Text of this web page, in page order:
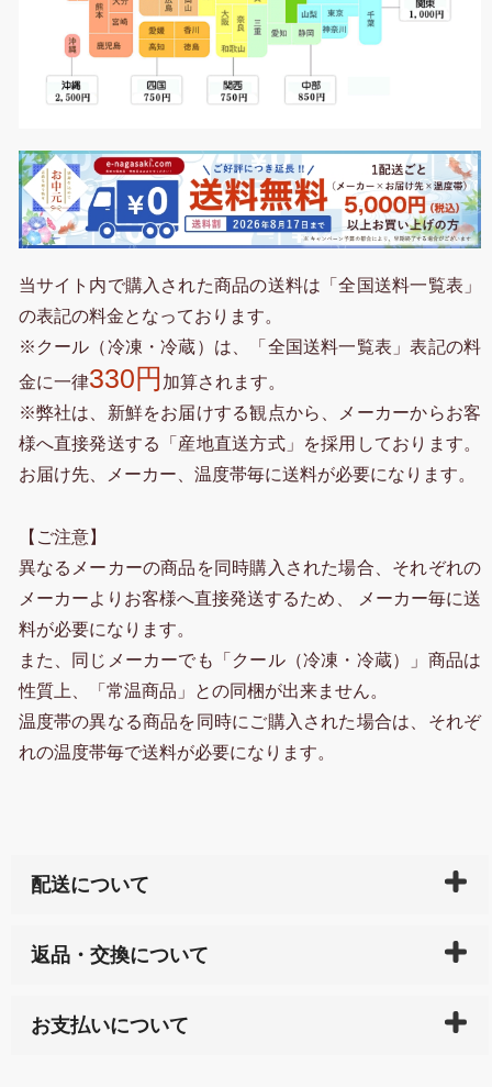
当サイト内で購入された商品の送料は「全国送料一覧表」
の表記の料金となっております。
※クール（冷凍・冷蔵）は、「全国送料一覧表」表記の料
金に一律330円 加算されます。
※弊社は、新鮮をお届けする観点から、メーカーからお客
様へ直接発送する「産地直送方式」を採用しております。
お届け先、メーカー、温度帯毎に送料が必要になります。
【ご注意】
異なるメーカーの商品を同時購入された場合、それぞれの
メーカーよりお客様へ直接発送するため、 メーカー毎に送
料が必要になります。
また、同じメーカーでも「クール（冷凍・冷蔵）」商品は
性質上、「常温商品」との同梱が出来ません。
温度帯の異なる商品を同時にご購入された場合は、それぞ
れの温度帯毎で送料が必要になります。
配送について
天ペイ」の方はご注文受付後）、 長崎県下全域に点在
サイト内で購入された商品の送料は、こちらの
全国送
返品・交換について
または配送途中の 事故などで不都合が生じている場合
お支払いについて